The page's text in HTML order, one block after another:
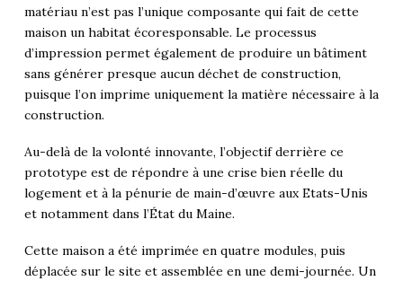
matériau n’est pas l’unique composante qui fait de cette
maison un habitat écoresponsable. Le processus
d’impression permet également de produire un bâtiment
sans générer presque aucun déchet de construction,
puisque l’on imprime uniquement la matière nécessaire à la
construction.
Au-delà de la volonté innovante, l’objectif derrière ce
prototype est de répondre à une crise bien réelle du
logement et à la pénurie de main-d’œuvre aux Etats-Unis
et notamment dans l’État du Maine.
Cette maison a été imprimée en quatre modules, puis
déplacée sur le site et assemblée en une demi-journée. Un